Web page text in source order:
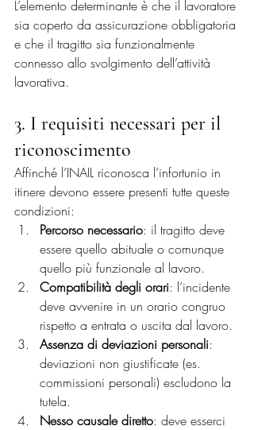
L’elemento determinante è che il lavoratore
sia coperto da assicurazione obbligatoria
e che il tragitto sia funzionalmente
connesso allo svolgimento dell’attività
lavorativa.
3. I requisiti necessari per il
riconoscimento
Affinché l’INAIL riconosca l’infortunio in
itinere devono essere presenti tutte queste
condizioni:
Percorso necessario: il tragitto deve
essere quello abituale o comunque
quello più funzionale al lavoro.
Compatibilità degli orari: l’incidente
deve avvenire in un orario congruo
rispetto a entrata o uscita dal lavoro.
Assenza di deviazioni personali:
deviazioni non giustificate (es.
commissioni personali) escludono la
tutela.
Nesso causale diretto: deve esserci